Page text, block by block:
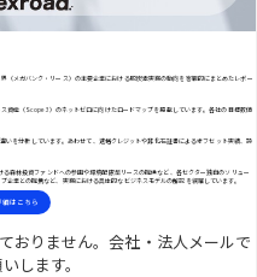
メガバンク・リース）の主要企業における脱炭素実務の動向を客観的にまとめたレポー
資産（Scope3）のネットゼロに向けたロードマップを掲載しています。各社の目標数値
を分析しています。あわせて、適格クレジットや非化石証書によるオフセット実績、設
森林投資ファンドへの参画や環境配慮型リースの提供など、各セクター独自のソリュー
業との提携など、実務における具体的なビジネスモデルの解説を網羅しています。
はこちら
おりません。会社・法人メールで
します。